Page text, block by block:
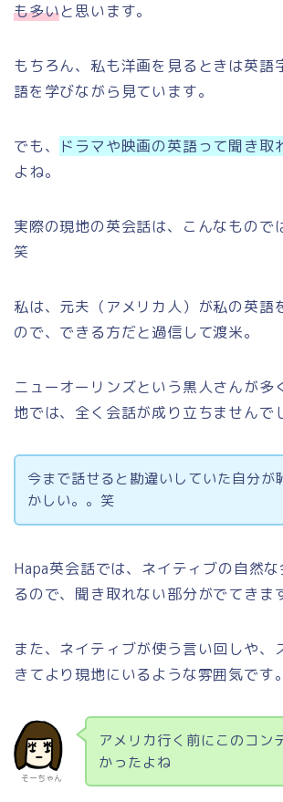
も多いと思います。
もちろん、私も洋画を見るときは英語
語を学びながら見ています。
でも、 ドラマや映画の英語って聞き取
よね。
実際の現地の英会話は、こんなもので
笑
私は、元夫（アメリカ人）が私の英語
ので、できる方だと過信して渡米。
ニューオーリンズという黒人さんが多
地では、全く会話が成り立ちませんで
今まで話せると勘違いしていた自分が
かしい。。笑
Hapa英会話では、ネイティブの自然
るので、聞き取れない部分がでてきま
また、ネイティブが使う言い回しや、
きてより現地にいるような雰囲気です。
そーちゃん
アメリカ行く前にこのコン
かったよね